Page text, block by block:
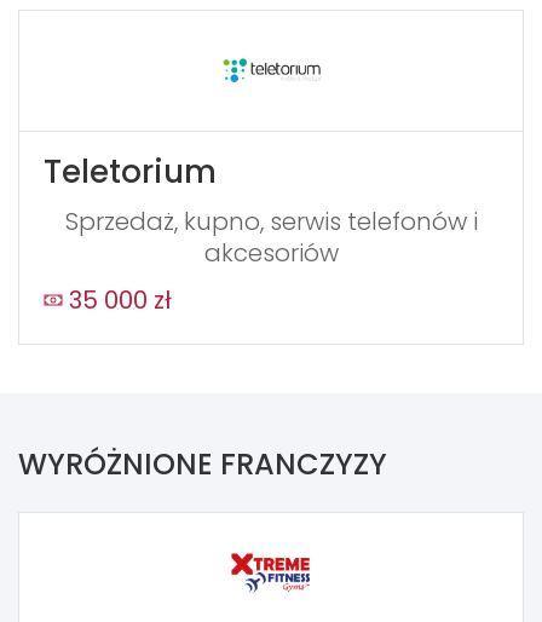
Teletorium
Sprzedaż, kupno, serwis telefonów i
akcesoriów
35 000 zł
WYRÓŻNIONE FRANCZYZY